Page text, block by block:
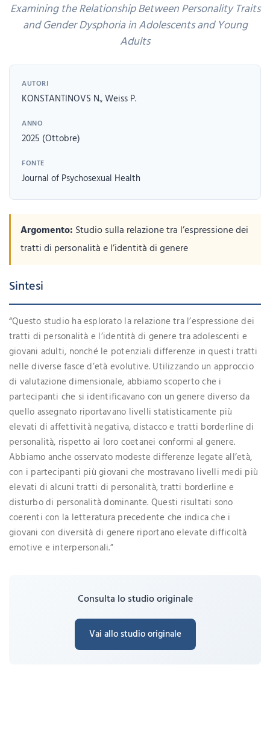
Examining the Relationship Between Personality Traits
and Gender Dysphoria in Adolescents and Young
Adults
AUTORI
KONSTANTINOVS N., Weiss P.
ANNO
2025 (Ottobre)
FONTE
Journal of Psychosexual Health
Argomento: Studio sulla relazione tra l’espressione dei
tratti di personalità e l’identità di genere
Sintesi
“Questo studio ha esplorato la relazione tra l’espressione dei
tratti di personalità e l’identità di genere tra adolescenti e
giovani adulti, nonché le potenziali differenze in questi tratti
nelle diverse fasce d’età evolutive. Utilizzando un approccio
di valutazione dimensionale, abbiamo scoperto che i
partecipanti che si identificavano con un genere diverso da
quello assegnato riportavano livelli statisticamente più
elevati di affettività negativa, distacco e tratti borderline di
personalità, rispetto ai loro coetanei conformi al genere.
Abbiamo anche osservato modeste differenze legate all’età,
con i partecipanti più giovani che mostravano livelli medi più
elevati di alcuni tratti di personalità, tratti borderline e
disturbo di personalità dominante. Questi risultati sono
coerenti con la letteratura precedente che indica che i
giovani con diversità di genere riportano elevate difficoltà
emotive e interpersonali.”
Consulta lo studio originale
Vai allo studio originale